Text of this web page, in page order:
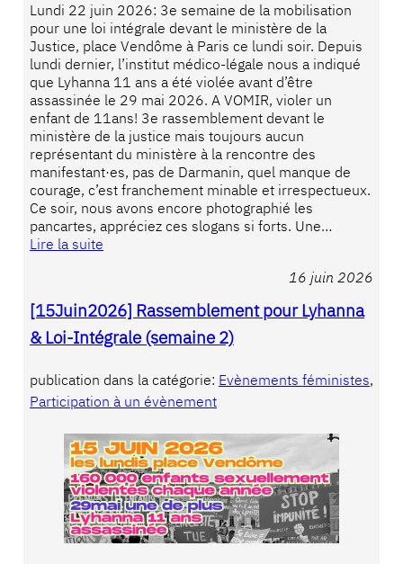
Lundi 22 juin 2026: 3e semaine de la mobilisation
pour une loi intégrale devant le ministère de la
Justice, place Vendôme à Paris ce lundi soir. Depuis
lundi dernier, l’institut médico-légale nous a indiqué
que Lyhanna 11 ans a été violée avant d’être
assassinée le 29 mai 2026. A VOMIR, violer un
enfant de 11ans! 3e rassemblement devant le
ministère de la justice mais toujours aucun
représentant du ministère à la rencontre des
manifestant·es, pas de Darmanin, quel manque de
courage, c’est franchement minable et irrespectueux.
Ce soir, nous avons encore photographié les
pancartes, appréciez ces slogans si forts. Une…
Lire la suite
16 juin 2026
[15Juin2026] Rassemblement pour Lyhanna
& Loi-Intégrale (semaine 2)
publication dans la catégorie: Evènements féministes
Participation à un évènement